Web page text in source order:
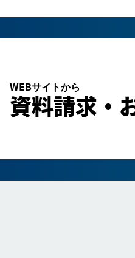
WEBサイトから
資料請求・